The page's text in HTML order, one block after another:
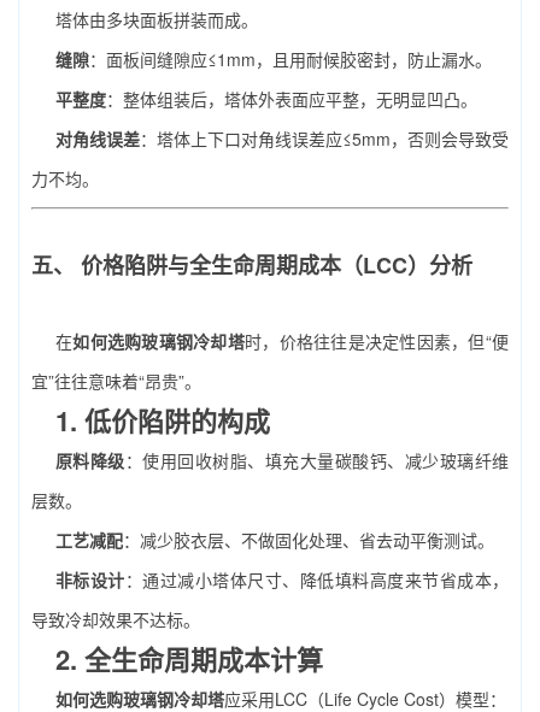
塔体由多块面板拼装而成。
缝隙：面板间缝隙应≤1mm，且用耐候胶密封，防止漏水。
平整度：整体组装后，塔体外表面应平整，无明显凹凸。
对角线误差：塔体上下口对角线误差应≤5mm，否则会导致受
力不均。
五、 价格陷阱与全生命周期成本（LCC）分析
在如何选购玻璃钢冷却塔时，价格往往是决定性因素，但“便
宜”往往意味着“昂贵”。
1. 低价陷阱的构成
原料降级：使用回收树脂、填充大量碳酸钙、减少玻璃纤维
层数。
工艺减配：减少胶衣层、不做固化处理、省去动平衡测试。
非标设计：通过减小塔体尺寸、降低填料高度来节省成本，
导致冷却效果不达标。
2. 全生命周期成本计算
如何选购玻璃钢冷却塔应采用LCC（Life Cycle Cost）模型：